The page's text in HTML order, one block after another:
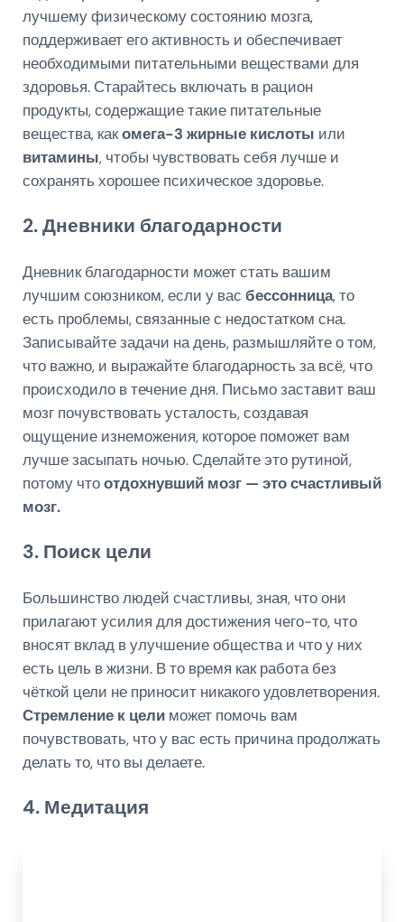
лучшему физическому состоянию мозга,
поддерживает его активность и обеспечивает
необходимыми питательными веществами для
здоровья. Старайтесь включать в рацион
продукты, содержащие такие питательные
вещества, какомега-3 жирные кислоты или
витамины, чтобы чувствовать себя лучше и
сохранять хорошее психическое здоровье.
2. Дневники благодарности
Дневник благодарности может стать вашим
лучшим союзником, если у вас бессонница, то
есть проблемы, связанные с недостатком сна.
Записывайте задачи на день, размышляйте о том,
что важно, и выражайте благодарность за всё, что
происходило в течение дня. Письмо заставит ваш
мозг почувствовать усталость, создавая
ощущение изнеможения, которое поможет вам
лучше засыпать ночью. Сделайте это рутиной,
потому чтоотдохнувший мозг — это счастливый
мозг.
3. Поиск цели
Большинство людей счастливы, зная, что они
прилагают усилия для достижения чего-то, что
вносят вклад в улучшение общества и что у них
есть цель в жизни. В то время как работа без
чёткой цели не приносит никакого удовлетворения.
Стремление к целиможет помочь вам
почувствовать, что у вас есть причина продолжать
делать то, что вы делаете.
4. Медитация